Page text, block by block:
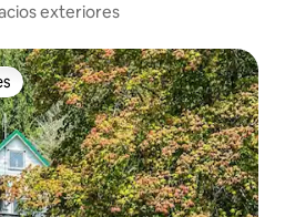
exteriores